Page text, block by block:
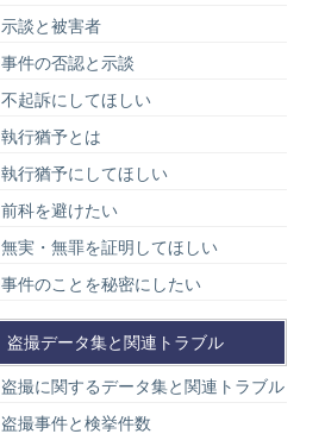
示談と被害者
事件の否認と示談
不起訴にしてほしい
執行猶予とは
執行猶予にしてほしい
前科を避けたい
無実・無罪を証明してほしい
事件のことを秘密にしたい
盗撮データ集と関連トラブル
盗撮に関するデータ集と関連トラブル
盗撮事件と検挙件数